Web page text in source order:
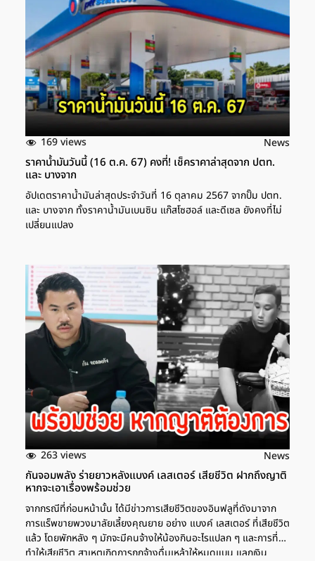
169 views News
ราคาน้ำมันวันนี้ (16 ต.ค. 67) คงที่! เช็คราคาล่าสุดจาก ปตท.
และ บางจาก
อัปเดตราคาน้ำมันล่าสุดประจำวันที่ 16 ตุลาคม 2567 จากปั๊ม ปตท.
และ บางจาก ทั้งราคาน้ำมันเบนซิน แก๊สโซฮอล์ และดีเซล ยังคงที่ไม่
เปลี่ยนแปลง
263 views News
กันจอมพลัง ร่ายยาวหลังแบงค์ เลสเตอร์ เสียชีวิต ฝากถึงญาติ
หากจะเอาเรื่องพร้อมช่วย
จากกรณีที่ก่อนหน้านั้น ได้มีข่าวการเสียชีวิตของอินฟลูที่ดังมาจาก
การแร็พขายพวงมาลัยเลี้ยงคุณยาย อย่าง แบงค์ เลสเตอร์ ที่เสียชีวิต
แล้ว โดยพักหลัง ๆ มักจะมีคนจ้างให้น้องกินอะไรแปลก ๆ และการที่
ทำให้เสียชีวิต สาเหตุเกิดการถูกจ้างดื่มเหล้าให้หมดแบน แลกเงิน